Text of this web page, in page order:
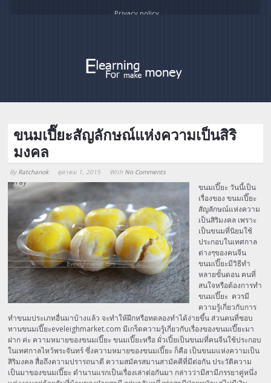
Privacy policy
ขนมเปี๊ยะสัญลักษณ์แห่งความเป็นสิริ
มงคล
By Ratchanok ตุลาคม 1, 2015 With No Comments
Array
ขนมเปี๊ยะ วันนี้เป็น
เรื่องของ ขนมเปี๊ยะ
สัญลักษณ์แห่งความ
เป็นสิริมงคล เพราะ
เป็นขนมที่นิยมใช้
ประกอบในเทศกาล
ต่างๆของคนจีน
ขนมเปี๊ยะมีวิธีทำ
หลายขั้นตอน คนที่
สนใจหรือต้องการทำ
ขนมเปี๊ยะ ควรมี
ความรู้เกี่ยวกับการ
ทำขนมประเภทอื่นมาบ้างแล้ว จะทำให้ฝึกหรือทดลองทำได้ง่ายขึ้น ส่วนคนที่ชอบ
ทานขนมเปี๊ยะeveleighmarket.com มีเกร็ดความรู้เกี่ยวกับเรื่องของขนมเปี๊ยะมา
ฝาก ค่ะ ความหมายของขนมเปี๊ยะ ขนมเปี๊ยะหรือ ผั่วเปี้ยเป็นขนมที่คนจีนใช้ประกอบ
ในเทศกาลไหว้พระจันทร์ ซึ่งความหมายของขนมเปี๊ยะ ก็คือ เป็นขนมแห่งความเป็น
สิริมงคล สื่อถึงความปรารถนาดี ความสมัครสมานสามัคคีที่มีต่อกัน ประวัติความ
เป็นมาของขนมเปี๊ยะ ตำนานแรกเป็นเรื่องเล่าต่อกันมา กล่าวว่ามีสามีภรรยาคู่หนึ่ง